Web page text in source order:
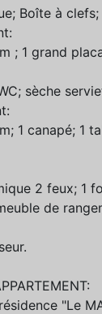
Boîte à
; 1 grand
sèche
1 canapé; 1
2 feux; 1
de
"Le